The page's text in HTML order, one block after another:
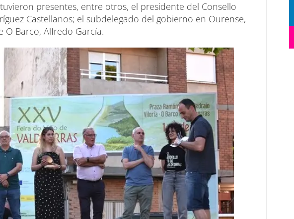
presentes, entre otros, el presidente del Consello
Castellanos; el subdelegado del gobierno en Ourense,
O Barco, Alfredo García.